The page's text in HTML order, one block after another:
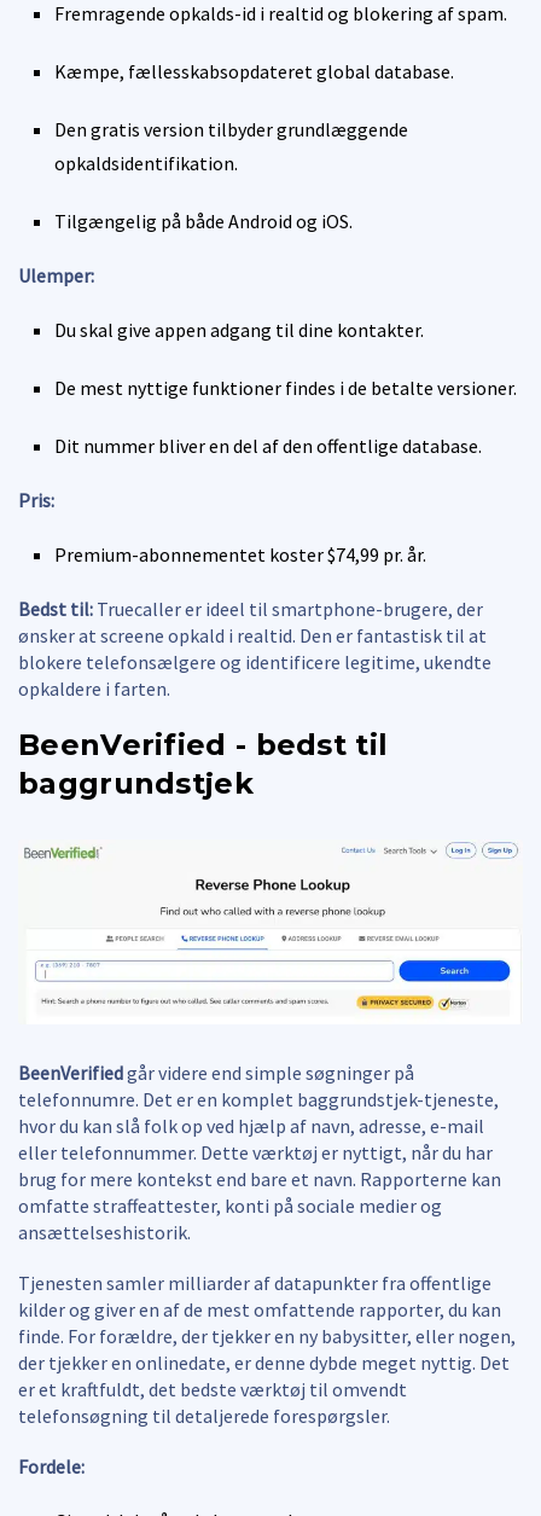
Fremragende opkalds-id i realtid og blokering af spam.
Kæmpe, fællesskabsopdateret global database.
Den gratis version tilbyder grundlæggende
opkaldsidentifikation.
Tilgængelig på både Android og iOS.
Ulemper:
Du skal give appen adgang til dine kontakter.
De mest nyttige funktioner findes i de betalte versioner.
Dit nummer bliver en del af den offentlige database.
Pris:
Premium-abonnementet koster $74,99 pr. år.
Bedst til: Truecaller er ideel til smartphone-brugere, der
ønsker at screene opkald i realtid. Den er fantastisk til at
blokere telefonsælgere og identificere legitime, ukendte
opkaldere i farten.
BeenVerified - bedst til
baggrundstjek
BeenVerifiedgår videre end simple søgninger på
telefonnumre. Det er en komplet baggrundstjek-tjeneste,
hvor du kan slå folk op ved hjælp af navn, adresse, e-mail
eller telefonnummer. Dette værktøj er nyttigt, når du har
brug for mere kontekst end bare et navn. Rapporterne kan
omfatte straffeattester, konti på sociale medier og
ansættelseshistorik.
Tjenesten samler milliarder af datapunkter fra offentlige
kilder og giver en af de mest omfattende rapporter, du kan
finde. For forældre, der tjekker en ny babysitter, eller nogen,
der tjekker en onlinedate, er denne dybde meget nyttig. Det
er et kraftfuldt, det bedste værktøj til omvendt
telefonsøgning til detaljerede forespørgsler.
Fordele: